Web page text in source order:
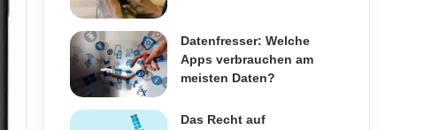
Datenfresser: Welche
Apps verbrauchen am
meisten Daten?
Das Recht auf